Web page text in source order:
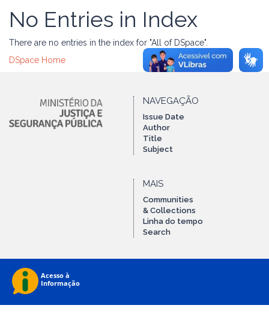
No Entries in Index
There are no entries in the index for "All of DSpace".
DSpace Home
NAVEGAÇÃO
Issue Date
Author
Title
Subject
MAIS
Communities
& Collections
Linha do tempo
Search